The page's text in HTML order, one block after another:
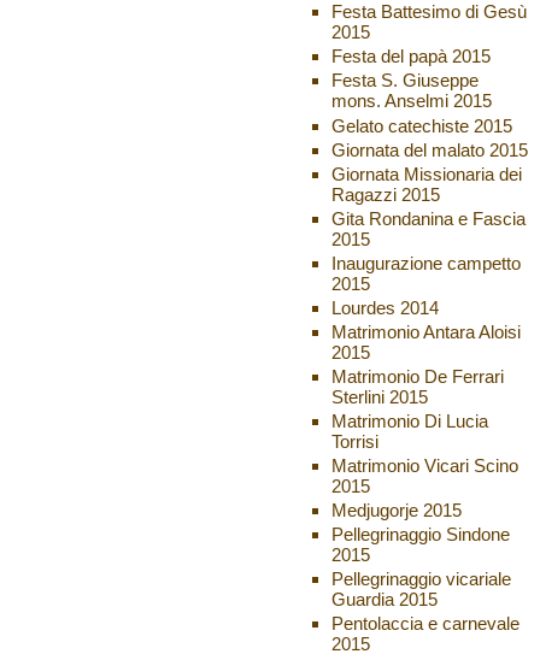
Festa Battesimo di Gesù
2015
Festa del papà 2015
Festa S. Giuseppe
mons. Anselmi 2015
Gelato catechiste 2015
Giornata del malato 2015
Giornata Missionaria dei
Ragazzi 2015
Gita Rondanina e Fascia
2015
Inaugurazione campetto
2015
Lourdes 2014
Matrimonio Antara Aloisi
2015
Matrimonio De Ferrari
Sterlini 2015
Matrimonio Di Lucia
Torrisi
Matrimonio Vicari Scino
2015
Medjugorje 2015
Pellegrinaggio Sindone
2015
Pellegrinaggio vicariale
Guardia 2015
Pentolaccia e carnevale
2015